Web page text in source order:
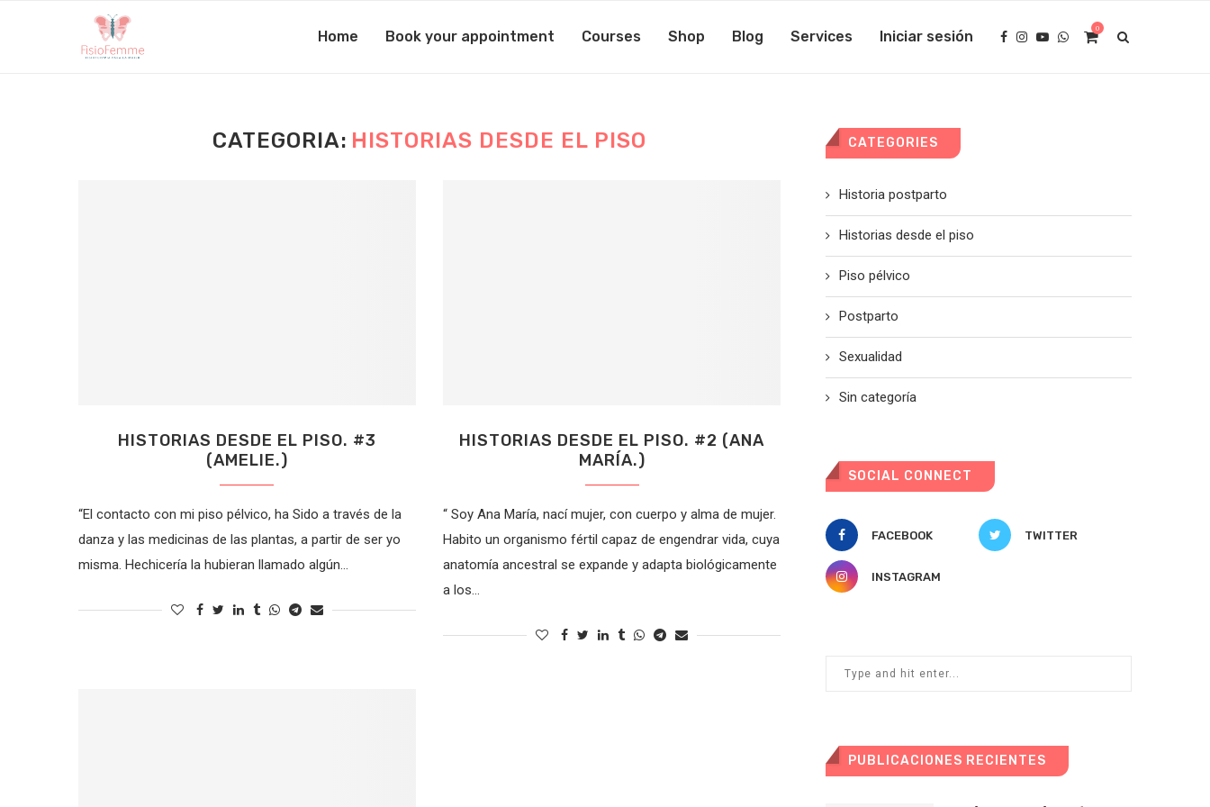
Home Book your appointment Courses Shop Blog Services Iniciar sesión 0
CATEGORIA: HISTORIAS DESDE EL PISO
HISTORIAS DESDE EL PISO. #3
(AMELIE.)
“El contacto con mi piso pélvico, ha Sido a través de la
danza y las medicinas de las plantas, a partir de ser yo
misma. Hechicería la hubieran llamado algún…
HISTORIAS DESDE EL PISO. #2 (ANA
MARÍA.)
“ Soy Ana María, nací mujer, con cuerpo y alma de mujer.
Habito un organismo fértil capaz de engendrar vida, cuya
anatomía ancestral se expande y adapta biológicamente
a los…
CATEGORIES
Historia postparto
Historias desde el piso
Piso pélvico
Postparto
Sexualidad
Sin categoría
SOCIAL CONNECT
FACEBOOK TWITTER
INSTAGRAM
PUBLICACIONES RECIENTES